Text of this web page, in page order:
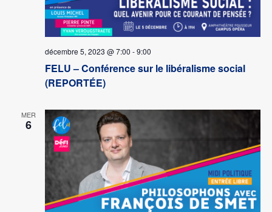
décembre 5, 2023 @ 7:00 -9:00
FELU – Conférence sur le libéralisme social
(REPORTÉE)
MER
6